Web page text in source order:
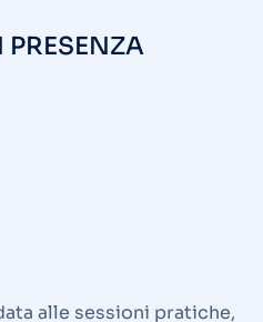
alle sessioni pratiche,